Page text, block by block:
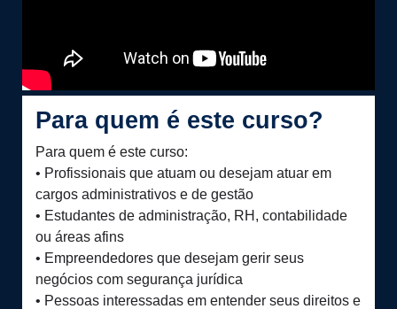
Para quem é este curso?
Para quem é este curso:
• Profissionais que atuam ou desejam atuar em
cargos administrativos e de gestão
• Estudantes de administração, RH, contabilidade
ou áreas afins
• Empreendedores que desejam gerir seus
negócios com segurança jurídica
• Pessoas interessadas em entender seus direitos e